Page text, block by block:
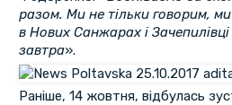
разом. Ми не тільки говорим,
в Нових Санжарах і Зачепилівці
завтра».
Раніше, 14 жовтня, відбулась